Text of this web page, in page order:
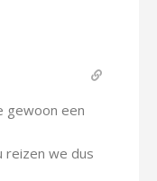
gewoon een
reizen we dus